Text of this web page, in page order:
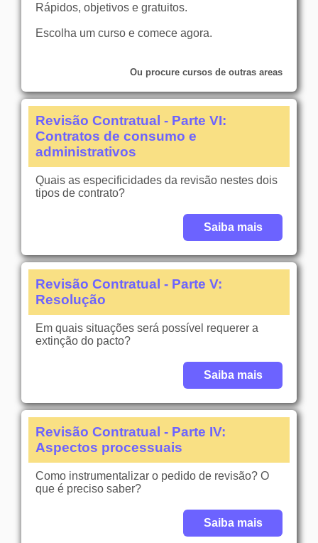
Rápidos, objetivos e gratuitos.
Escolha um curso e comece agora.
Ou procure cursos de outras areas
Revisão Contratual - Parte VI:
Contratos de consumo e
administrativos
Quais as especificidades da revisão nestes dois
tipos de contrato?
Saiba mais
Revisão Contratual - Parte V:
Resolução
Em quais situações será possível requerer a
extinção do pacto?
Saiba mais
Revisão Contratual - Parte IV:
Aspectos processuais
Como instrumentalizar o pedido de revisão? O
que é preciso saber?
Saiba mais